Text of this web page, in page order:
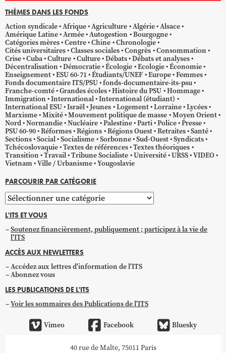
THÈMES DANS LES FONDS
Action syndicale Afrique Agriculture Algérie Alsace
Amérique Latine Armée Autogestion
Bourgogne
Catégories mères Centre Chine Chronologie
Cités universitaires Classes sociales Congrès Consommation
Crise Cuba Culture Culture Débats Débats et analyses
Décentralisation Démocratie Écologie Ecologie Économie
Enseignement ESU 60-71 Étudiants/UNEF Europe Femmes
Fonds documentaire ITS/PSU fonds-documentaire-its-psu
Franche-comté Grandes écoles Histoire du PSU Hommage
Immigration International International (étudiant)
International ESU Israël Jeunes Logement Lorraine Lycées
Marxisme Mixité Mouvement politique de masse Moyen Orient
Nord Normandie Nucléaire Palestine Parti Police Presse
PSU 60-90 Réformes Régions Régions Ouest Retraites Santé
Sections Social Socialisme Sorbonne Sud-Ouest Syndicats
Tchécoslovaquie Textes de références Textes théoriques
Transition Travail Tribune Socialiste Université URSS VIDEO
Vietnam Ville / Urbanisme Yougoslavie
PARCOURIR PAR CATÉGORIE
Parcourir
par
catégorie
L'ITS ET VOUS
Soutenez financièrement, publiquement ; participez à la vie de
l'ITS
ACCÈS AUX NEWLETTERS
Accédez aux lettres d'information de l'ITS
Abonnez vous
LES PUBLICATIONS DE L'ITS
Voir les sommaires des Publications de l'ITS
Vimeo Facebook Bluesky
40 rue de Malte, 75011 Paris